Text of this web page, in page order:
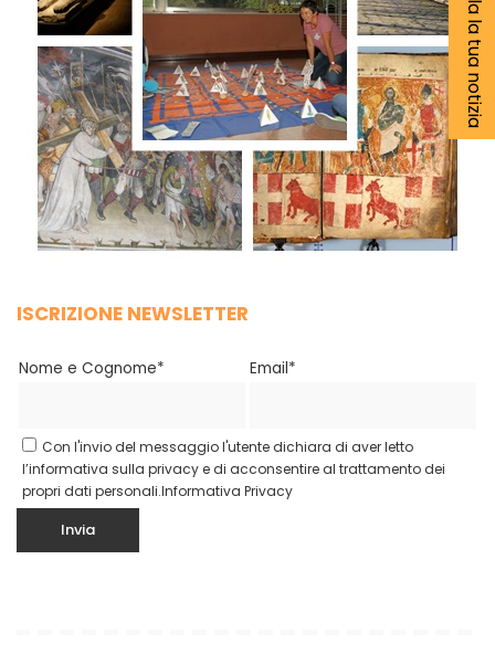
ISCRIZIONE NEWSLETTER
Nome e Cognome* Email*
Con l'invio del messaggio l'utente dichiara di aver letto
l’informativa sulla privacy e di acconsentire al trattamento dei
propri dati personali.Informativa Privacy